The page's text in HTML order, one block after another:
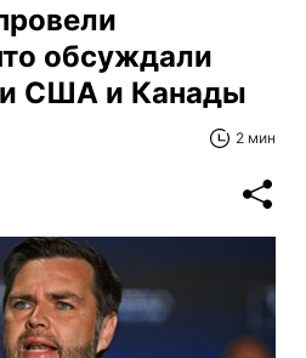
обсуждали
США и Канады
2 мин